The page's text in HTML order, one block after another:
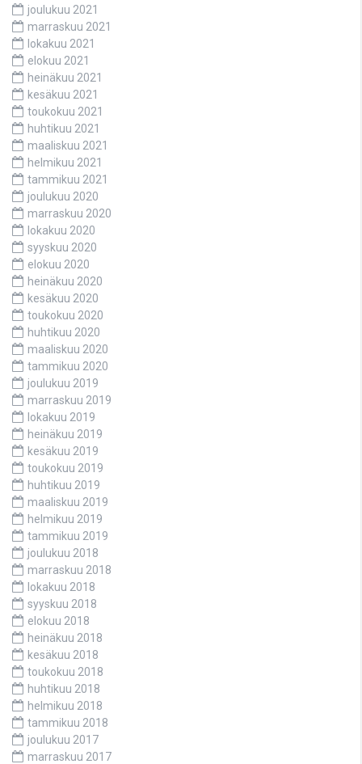
joulukuu 2021
marraskuu 2021
lokakuu 2021
elokuu 2021
heinäkuu 2021
kesäkuu 2021
toukokuu 2021
huhtikuu 2021
maaliskuu 2021
helmikuu 2021
tammikuu 2021
joulukuu 2020
marraskuu 2020
lokakuu 2020
syyskuu 2020
elokuu 2020
heinäkuu 2020
kesäkuu 2020
toukokuu 2020
huhtikuu 2020
maaliskuu 2020
tammikuu 2020
joulukuu 2019
marraskuu 2019
lokakuu 2019
heinäkuu 2019
kesäkuu 2019
toukokuu 2019
huhtikuu 2019
maaliskuu 2019
helmikuu 2019
tammikuu 2019
joulukuu 2018
marraskuu 2018
lokakuu 2018
syyskuu 2018
elokuu 2018
heinäkuu 2018
kesäkuu 2018
toukokuu 2018
huhtikuu 2018
helmikuu 2018
tammikuu 2018
joulukuu 2017
marraskuu 2017